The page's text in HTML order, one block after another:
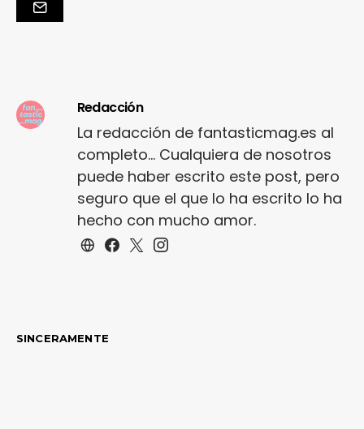
Redacción
La redacción de fantasticmag.es al
completo... Cualquiera de nosotros
puede haber escrito este post, pero
seguro que el que lo ha escrito lo ha
hecho con mucho amor.
SINCERAMENTE